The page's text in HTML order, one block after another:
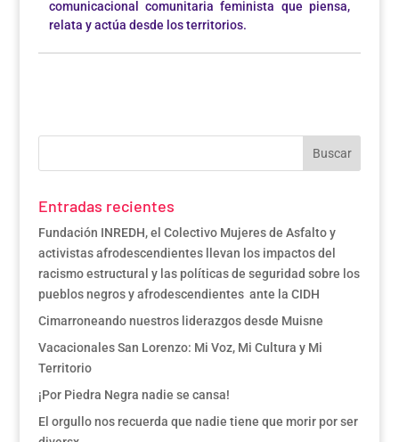
comunicacional comunitaria feminista que piensa,
relata y actúa desde los territorios.
Entradas recientes
Fundación INREDH, el Colectivo Mujeres de Asfalto y
activistas afrodescendientes llevan los impactos del
racismo estructural y las políticas de seguridad sobre los
pueblos negros y afrodescendientes ante la CIDH
Cimarroneando nuestros liderazgos desde Muisne
Vacacionales San Lorenzo: Mi Voz, Mi Cultura y Mi
Territorio
¡Por Piedra Negra nadie se cansa!
El orgullo nos recuerda que nadie tiene que morir por ser